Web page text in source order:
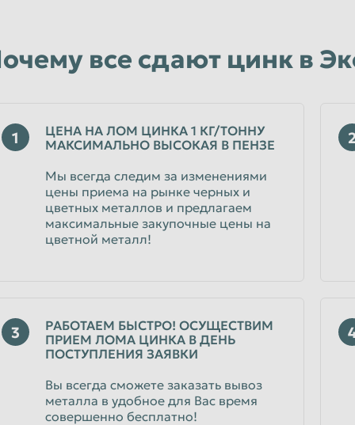
Чита
все сдают цинк в
1
ЦЕНА НА ЛОМ ЦИНКА 1 КГ/ТОННУ
МАКСИМАЛЬНО ВЫСОКАЯ В ПЕНЗЕ
Мы всегда следим за изменениями
цены приема на рынке черных и
цветных металлов и предлагаем
максимальные закупочные цены на
цветной металл!
3
РАБОТАЕМ БЫСТРО! ОСУЩЕСТВИМ
ПРИЕМ ЛОМА ЦИНКА В ДЕНЬ
ПОСТУПЛЕНИЯ ЗАЯВКИ
Вы всегда сможете заказать вывоз
металла в удобное для Вас время
совершенно бесплатно!